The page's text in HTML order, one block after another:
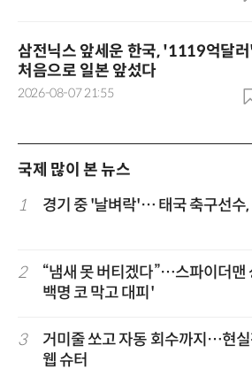
삼전닉스 앞세운 한국, '1119억달
처음으로 일본 앞섰다
2026-08-07 21:55
국제 많이 본 뉴스
1
경기 중 '날벼락'… 태국 축구선수,
2
“냄새 못 버티겠다”…스파이더맨
백명 코 막고 대피'
3
거미줄 쏘고 자동 회수까지…현
웹 슈터